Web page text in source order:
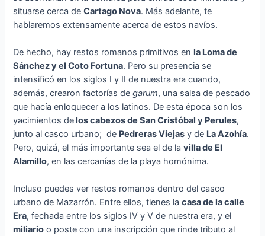
situarse cerca deCartago Nova. Más adelante, te
hablaremos extensamente acerca de estos navíos.
De hecho, hay restos romanos primitivos enla Loma de
Sánchez y el Coto Fortuna. Pero su presencia se
intensificó en los siglos I y II de nuestra era cuando,
además, crearon factorías degarum, una salsa de pescado
que hacía enloquecer a los latinos. De esta época son los
yacimientos delos cabezos de San Cristóbal y Perules,
junto al casco urbano; de Pedreras Viejas y de La Azohía.
Pero, quizá, el más importante sea el de lavilla de El
Alamillo, en las cercanías de la playa homónima.
Incluso puedes ver restos romanos dentro del casco
urbano de Mazarrón. Entre ellos, tienes lacasa de la calle
Era, fechada entre los siglos IV y V de nuestra era, y el
miliario o poste con una inscripción que rinde tributo al